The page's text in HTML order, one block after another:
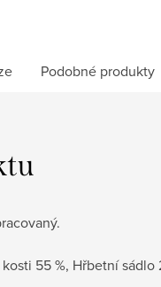
Podobné produkty
55 %, Hřbetní sádlo